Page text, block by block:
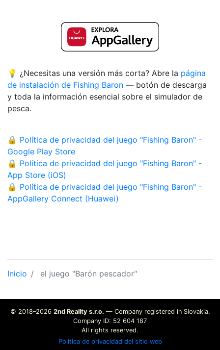
💡 ¿Necesitas una versión más corta? Abre la página
de instalación de Fishing Baron — botón de descarga
y toda la información esencial sobre el simulador de
pesca.
🔒 Política de privacidad del juego "Fishing Baron" -
Google Play Store
🔒 Política de privacidad del juego "Fishing Baron" -
App Store (iOS)
🔒 Política de privacidad del juego "Fishing Baron" -
AppGallery Connect (Huawei)
Inicio el juego "Barón pescador"
© 2018–2026 2nd Reality s.r.o. — Company registered in Slovakia.
Company ID: 52 604 187
All rights reserved.
Política de privacidad del sitio web